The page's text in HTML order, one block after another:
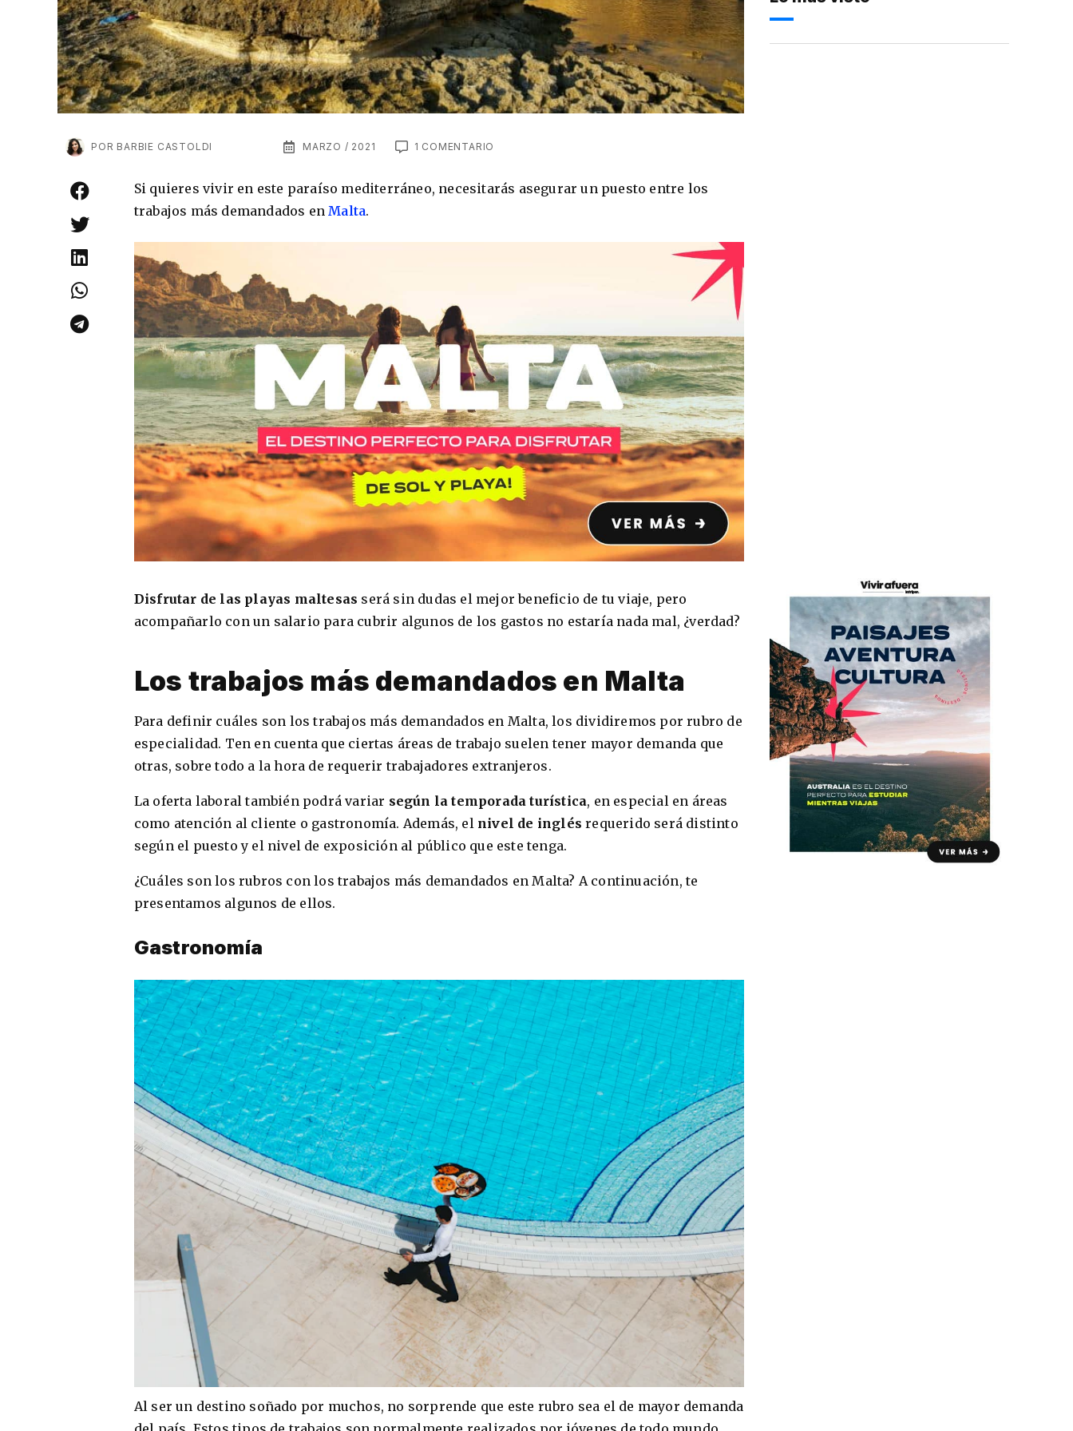
POR BARBIE CASTOLDI MARZO / 2021 1 COMENTARIO
Si quieres vivir en este paraíso mediterráneo, necesitarás asegurar un puesto entre los
trabajos más demandados enMalta.
Disfrutar de las playas maltesas será sin dudas el mejor beneficio de tu viaje, pero
acompañarlo con un salario para cubrir algunos de los gastos no estaría nada mal, ¿verdad?
Los trabajos más demandados en Malta
Para definir cuáles son los trabajos más demandados en Malta, los dividiremos por rubro de
especialidad. Ten en cuenta que ciertas áreas de trabajo suelen tener mayor demanda que
otras, sobre todo a la hora de requerir trabajadores extranjeros.
La oferta laboral también podrá variar según la temporada turística, en especial en áreas
como atención al cliente o gastronomía. Además, el nivel de inglésrequerido será distinto
según el puesto y el nivel de exposición al público que este tenga.
¿Cuáles son los rubros con los trabajos más demandados en Malta? A continuación, te
presentamos algunos de ellos.
Gastronomía
Al ser un destino soñado por muchos, no sorprende que este rubro sea el de mayor demanda